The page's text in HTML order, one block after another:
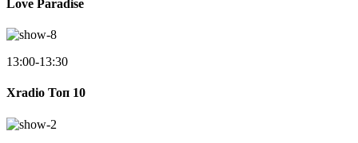
Love Paradise
13:00-13:30
Xradio Топ 10